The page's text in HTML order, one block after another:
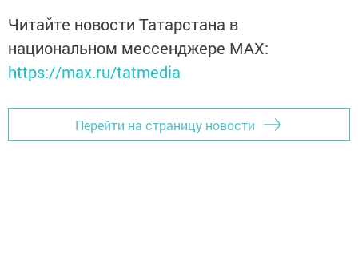
Читайте новости Татарстана в
национальном мессенджере MАХ:
https://max.ru/tatmedia
Перейти на страницу новости